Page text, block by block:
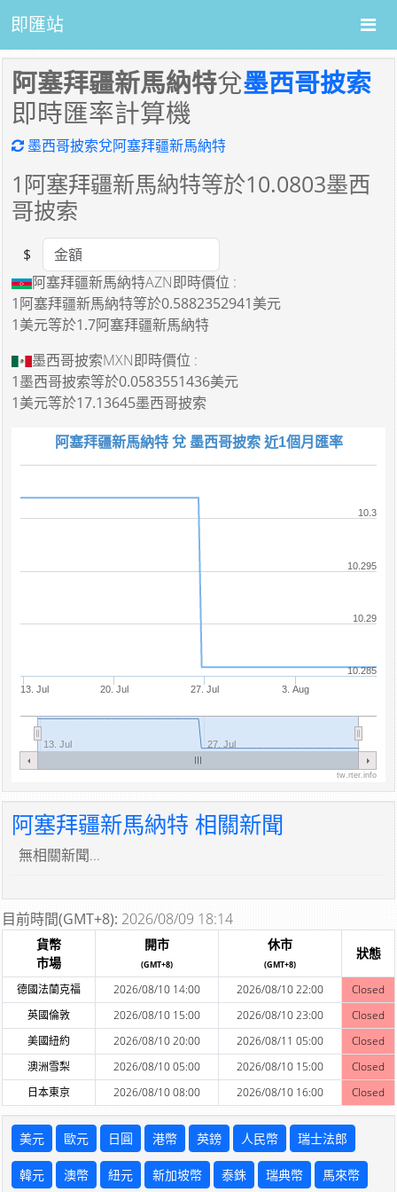
即匯站
阿塞拜疆新馬納特兌墨西哥披索
即時匯率計算機
墨西哥披索兌阿塞拜疆新馬納特
1 阿塞拜疆新馬納特等於10.0803墨西
哥披索
Amount
$
阿塞拜疆新馬納特AZN即時價位 :
1阿塞拜疆新馬納特等於0.5882352941美元
1美元等於1.7阿塞拜疆新馬納特
墨西哥披索MXN即時價位 :
1墨西哥披索等於0.0583551436美元
1美元等於17.13645墨西哥披索
阿塞拜疆新馬納特 兌 墨西哥披索 近1個月匯率
13. Jul 20. Jul 27. Jul 3. Aug
13. Jul 27. Jul
10.285
10.29
10.295
10.3
tw.rter.info
阿塞拜疆新馬納特 相關新聞
無相關新聞...
目前時間(GMT+8): 2026/08/09 18:14
貨幣
市場
開市
(GMT+8)
休市
(GMT+8)
狀態
德國法蘭克福 2026/08/10 14:00 2026/08/10 22:00
Closed
英國倫敦
2026/08/10 15:00 2026/08/10 23:00
Closed
美國紐約
2026/08/10 20:00 2026/08/11 05:00
Closed
澳洲雪梨
2026/08/10 05:00 2026/08/10 15:00
Closed
日本東京
2026/08/10 08:00 2026/08/10 16:00 Closed
美元 歐元 日圓 港幣 英鎊 人民幣 瑞士法郎
韓元 澳幣 紐元 新加坡幣 泰銖 瑞典幣 馬來幣